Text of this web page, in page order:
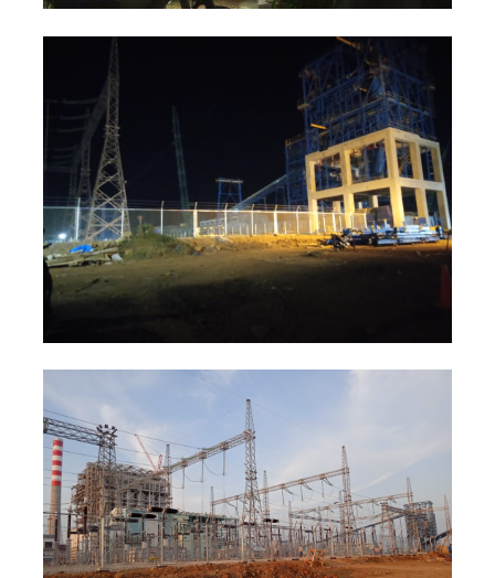
Proyek Pemasangan Kawat Loket
Stainless Steel Pagar Pembatas
Tower BTS, Tangerang Selatan
Kawat Loket Stainless Steel Proyek
+
Pemasangan Pagar Sutet Listrik PT
Medan Tropical Canning & Frozen
Industries, Medan
Kawat Loket Galvanis Proyek